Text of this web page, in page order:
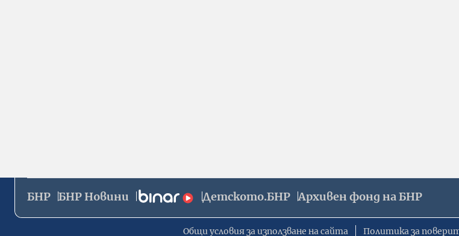
БНР БНР Новини Детското.БНР Архивен фонд на БНР
Общи условия за използване на сайта Политика за